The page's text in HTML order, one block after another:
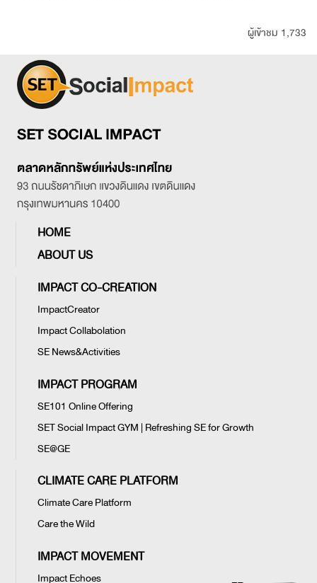
ผู้เข้าชม 1,733
HOME
ABOUT US
IMPACT CO-CREATION
ImpactCreator
Impact Collabolation
SE News&Activities
IMPACT PROGRAM
SE101 Online Offering
SET Social Impact GYM | Refreshing SE for Growth
SE@GE
CLIMATE CARE PLATFORM
Climate Care Platform
Care the Wild
IMPACT MOVEMENT
Impact Echoes